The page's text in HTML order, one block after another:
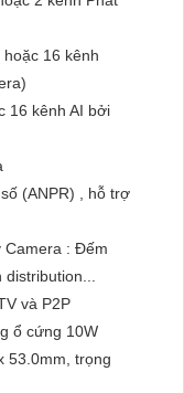
16 kênh
16 kênh AI bởi
(ANPR) , hỗ trợ
Camera : Đếm
và P2P
ổ cứng 10W
53.0mm, trọng